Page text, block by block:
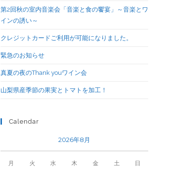
第2回秋の室内音楽会「音楽と食の饗宴」～音楽とワ
インの誘い～
クレジットカードご利用が可能になりました。
緊急のお知らせ
真夏の夜のThank youワイン会
山梨県産季節の果実とトマトを加工！
Calendar
2026年8月
月 火 水 木 金 土 日